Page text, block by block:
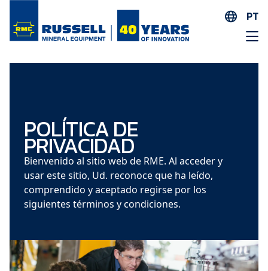
PT
EN
ES
POLÍTICA DE
PRIVACIDAD
Bienvenido al sitio web de RME. Al acceder y
usar este sitio, Ud. reconoce que ha leído,
comprendido y aceptado regirse por los
siguientes términos y condiciones.